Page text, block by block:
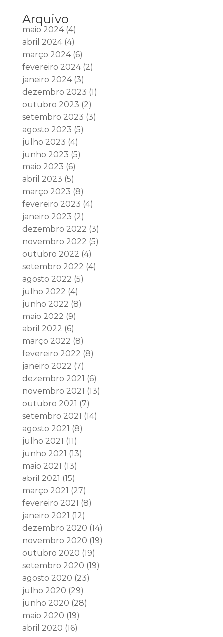
Arquivo
maio 2024(4)
abril 2024(4)
março 2024(6)
fevereiro 2024(2)
janeiro 2024(3)
dezembro 2023 (1)
outubro 2023 (2)
setembro 2023 (3)
agosto 2023 (5)
julho 2023 (4)
junho 2023 (5)
maio 2023 (6)
abril 2023 (5)
março 2023 (8)
fevereiro 2023 (4)
janeiro 2023 (2)
dezembro 2022 (3)
novembro 2022 (5)
outubro 2022 (4)
setembro 2022 (4)
agosto 2022 (5)
julho 2022 (4)
junho 2022 (8)
maio 2022 (9)
abril 2022 (6)
março 2022 (8)
fevereiro 2022 (8)
janeiro 2022 (7)
dezembro 2021 (6)
novembro 2021 (13)
outubro 2021 (7)
setembro 2021 (14)
agosto 2021 (8)
julho 2021 (11)
junho 2021 (13)
maio 2021 (13)
abril 2021 (15)
março 2021 (27)
fevereiro 2021 (8)
janeiro 2021 (12)
dezembro 2020 (14)
novembro 2020 (19)
outubro 2020 (19)
setembro 2020 (19)
agosto 2020 (23)
julho 2020 (29)
junho 2020 (28)
maio 2020 (19)
abril 2020 (16)